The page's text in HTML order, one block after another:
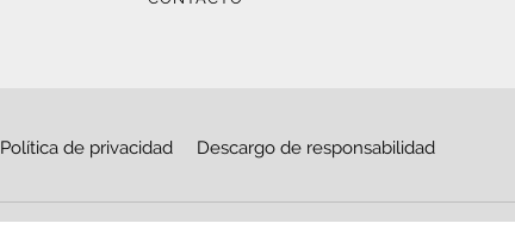
Política de privacidad Descargo de responsabilidad